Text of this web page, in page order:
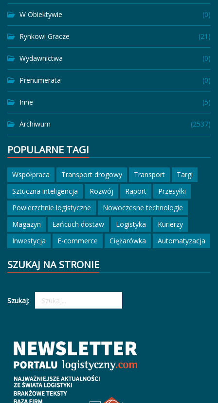
W Obiektywie (0)
Rynkowi Gracze (21)
Wydawnictwa (0)
Prenumerata (0)
Inne (5)
Archiwum (2537)
POPULARNE TAGI
Współpraca Transport drogowy Transport
Targi
Sztuczna inteligencja
Rozwój Raport
Przesyłki
Powierzchnie logistyczne
Nowoczesne technologie
Magazyn
Łańcuch dostaw Logistyka
Kurierzy
Inwestycja
E-commerce Ciężarówka Automatyzacja
SZUKAJ NA STRONIE
Szukaj: